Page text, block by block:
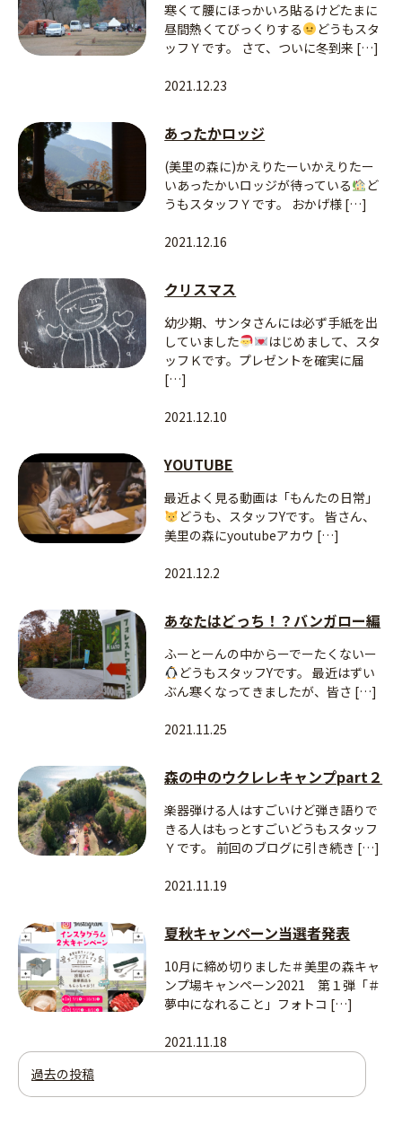
寒くて腰にほっかいろ貼るけどたまに
昼間熱くてびっくりする
どうもスタ
ッフＹです。 さて、ついに冬到来 […]
2021.12.23
あったかロッジ
(美里の森に)かえりたーいかえりたー
いあったかいロッジが待っている
ど
うもスタッフＹです。 おかげ様 […]
2021.12.16
クリスマス
幼少期、サンタさんには必ず手紙を出
していました
はじめまして、スタ
ッフＫです。プレゼントを確実に届
[…]
2021.12.10
YOUTUBE
最近よく見る動画は「もんたの日常」
どうも、スタッフYです。 皆さん、
美里の森にyoutubeアカウ […]
2021.12.2
あなたはどっち！？バンガロー編
ふーとーんの中からーでーたくないー
どうもスタッフYです。 最近はずい
ぶん寒くなってきましたが、皆さ […]
2021.11.25
森の中のウクレレキャンプpart２
楽器弾ける人はすごいけど弾き語りで
きる人はもっとすごいどうもスタッフ
Ｙです。 前回のブログに引き続き […]
2021.11.19
夏秋キャンペーン当選者発表
10月に締め切りました＃美里の森キャ
ンプ場キャンペーン2021 第１弾「＃
夢中になれること」フォトコ […]
2021.11.18
投
稿
過去の投稿